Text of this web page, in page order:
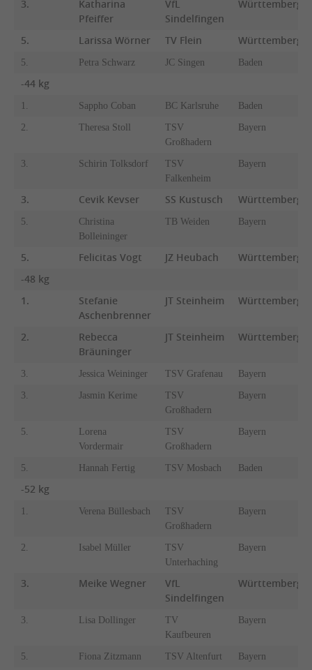
3.
Katharina
Pfeiffer
VfL
Sindelfingen
Württemberg
5. Larissa Wörner TV Flein Württemberg
5. Petra Schwarz JC Singen Baden
-44 kg
1. Sappho Coban BC Karlsruhe Baden
2. Theresa Stoll
TSV
Großhadern
Bayern
3. Schirin Tolksdorf
TSV
Falkenheim
Bayern
3. Cevik Kevser SS Kustusch Württemberg
5.
Christina
Bolleininger
TB Weiden Bayern
5. Felicitas Vogt JZ Heubach
Württemberg
-48 kg
1.
Stefanie
Aschenbrenner
JT Steinheim Württemberg
2.
Rebecca
Bräuninger
JT Steinheim Württemberg
3. Jessica Weininger TSV Grafenau Bayern
3. Jasmin Kerime
TSV
Großhadern
Bayern
5.
Lorena
Vordermair
TSV
Großhadern
Bayern
5. Hannah Fertig TSV Mosbach Baden
-52 kg
1. Verena Büllesbach
TSV
Großhadern
Bayern
2. Isabel Müller
TSV
Unterhaching
Bayern
3. Meike Wegner
VfL
Sindelfingen
Württemberg
3. Lisa Dollinger
TV
Kaufbeuren
Bayern
5. Fiona Zitzmann TSV Altenfurt Bayern